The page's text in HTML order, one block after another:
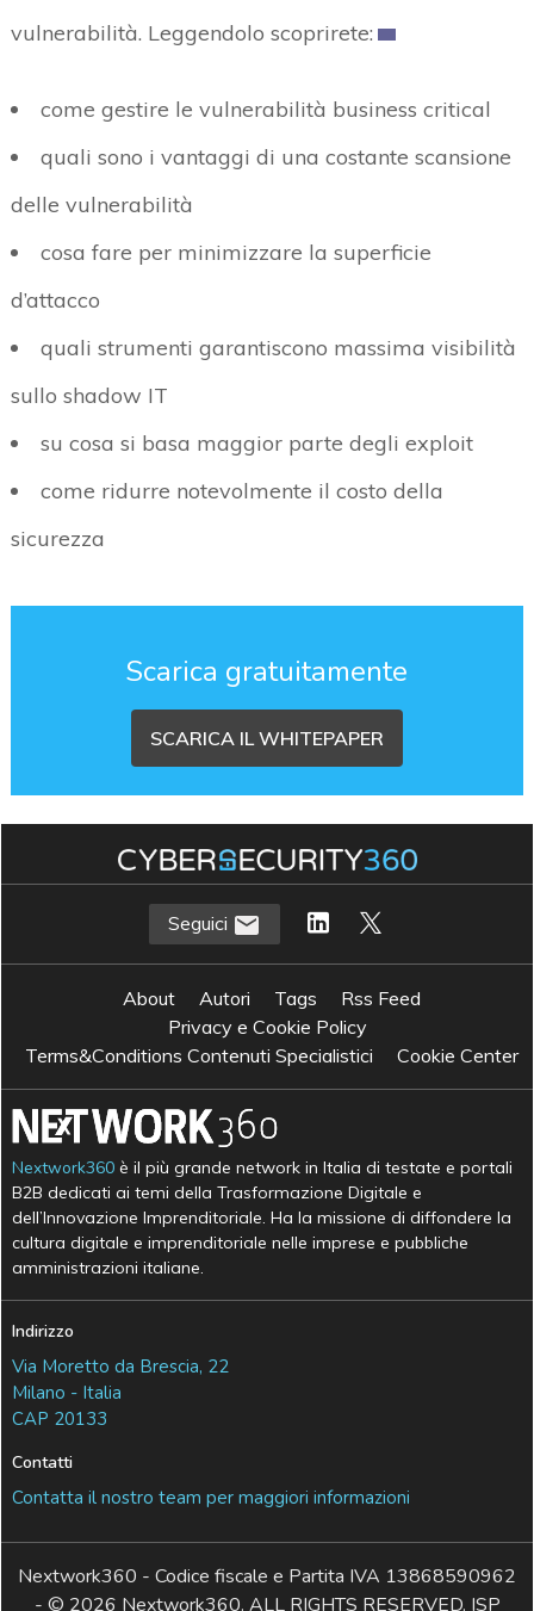
vulnerabilità. Leggendolo scoprirete:
come gestire le vulnerabilità business critical
quali sono i vantaggi di una costante scansione
delle vulnerabilità
cosa fare per minimizzare la superficie
d’attacco
quali strumenti garantiscono massima visibilità
sullo shadow IT
su cosa si basa maggior parte degli exploit
come ridurre notevolmente il costo della
sicurezza
Scarica gratuitamente
SCARICA IL WHITEPAPER
Seguici
About Autori Tags
Rss Feed
Privacy e Cookie Policy
Terms&Conditions Contenuti Specialistici
Cookie Center
Nextwork360 è il più grande network in Italia di testate e portali
B2B dedicati ai temi della Trasformazione Digitale e
dell’Innovazione Imprenditoriale. Ha la missione di diffondere la
cultura digitale e imprenditoriale nelle imprese e pubbliche
amministrazioni italiane.
Indirizzo
Via Moretto da Brescia, 22
Milano - Italia
CAP 20133
Contatti
Contatta il nostro team per maggiori informazioni
Nextwork360 - Codice fiscale e Partita IVA 13868590962
- © 2026 Nextwork360. ALL RIGHTS RESERVED. ISP